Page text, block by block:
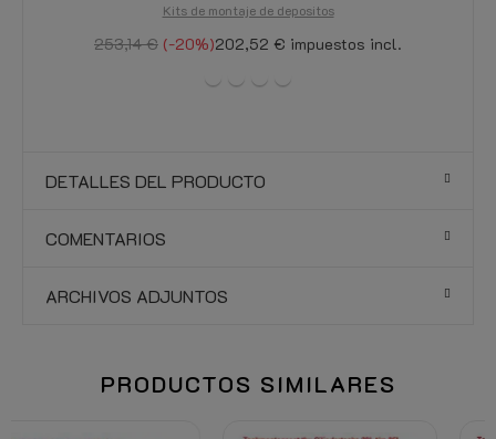
Kits de montaje de depositos
253,14 € -20% 202,52 € impuestos incl.
DETALLES DEL PRODUCTO
COMENTARIOS
ARCHIVOS ADJUNTOS
PRODUCTOS SIMILARES